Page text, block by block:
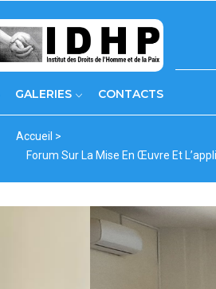
GALERIES CONTACTS
Fil
d'Ariane
Accueil >
Forum Sur La Mise En Œuvre Et